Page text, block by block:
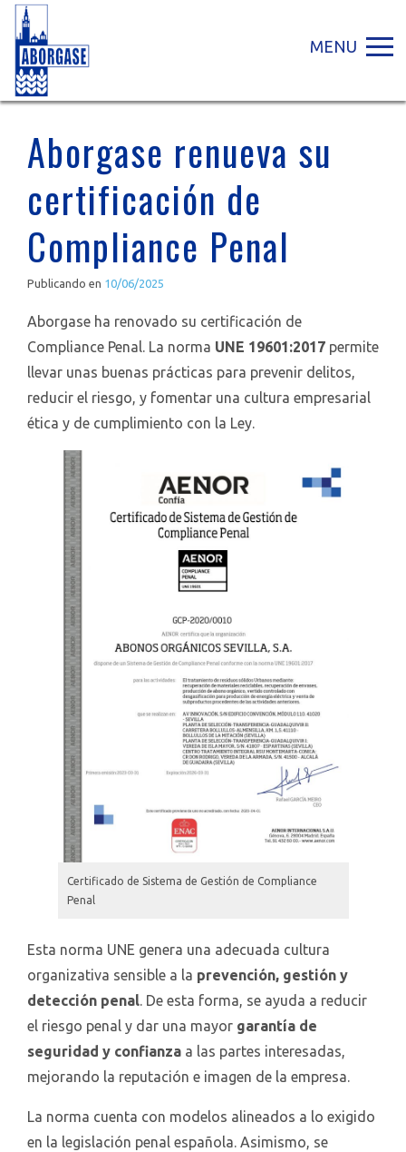
Aborgase renueva su
certificación de
Compliance Penal
Publicando en 10/06/2025
Aborgase ha renovado su certificación de
Compliance Penal. La norma UNE 19601:2017 permite
llevar unas buenas prácticas para prevenir delitos,
reducir el riesgo, y fomentar una cultura empresarial
ética y de cumplimiento con la Ley.
Certificado de Sistema de Gestión de Compliance
Penal
Esta norma UNE genera una adecuada cultura
organizativa sensible a la prevención, gestión y
detección penal. De esta forma, se ayuda a reducir
el riesgo penal y dar una mayor garantía de
seguridad y confianza a las partes interesadas,
mejorando la reputación e imagen de la empresa.
La norma cuenta con modelos alineados a lo exigido
en la legislación penal española. Asimismo, se
MENU